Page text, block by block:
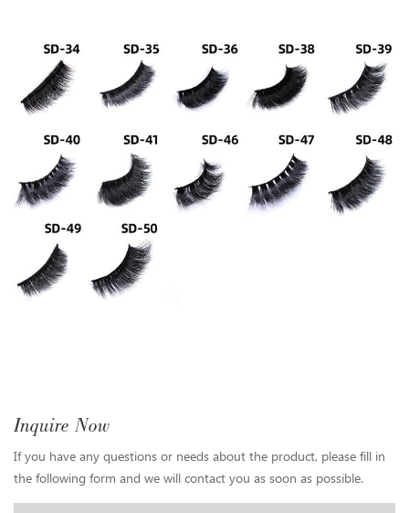
Inquire Now
If you have any questions or needs about the product, please fill in
the following form and we will contact you as soon as possible.